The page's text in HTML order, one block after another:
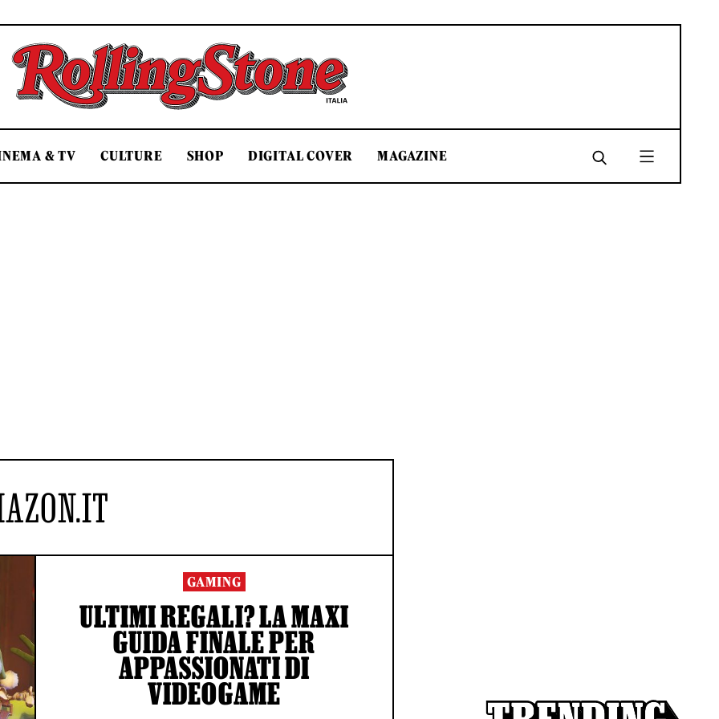
Rolling Stone Italia
& TV CULTURE SHOP DIGITAL COVER MAGAZINE
GAMING
ULTIMI REGALI? LA MAXI
GUIDA FINALE PER
APPASSIONATI DI
VIDEOGAME